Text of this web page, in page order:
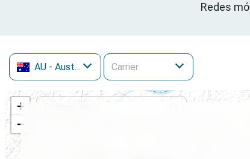
Redes
AU - Austrália
+
−